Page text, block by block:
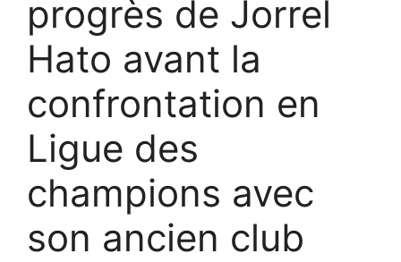
progrès de Jorrel
Hato avant la
confrontation en
Ligue des
champions avec
son ancien club